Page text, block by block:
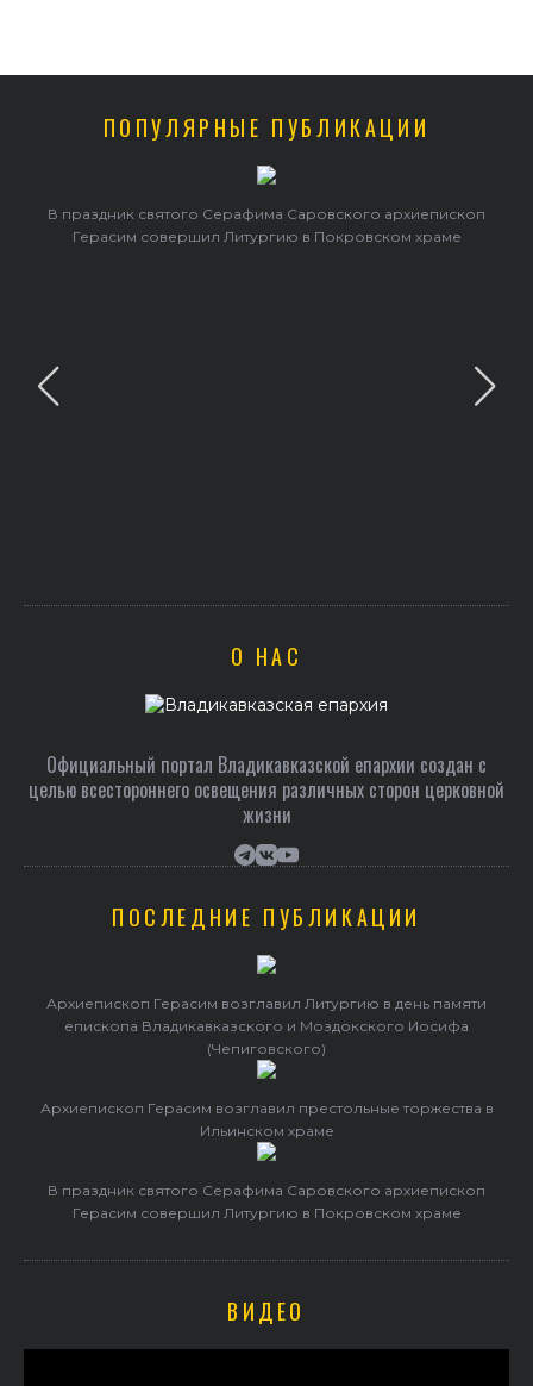
ПОПУЛЯРНЫЕ ПУБЛИКАЦИИ
В праздник святого Серафима Саровского архиепископ
Герасим совершил Литургию в Покровском храме
О НАС
Официальный портал Владикавказской епархии создан c
целью всестороннего освещения различных сторон церковной
жизни
ПОСЛЕДНИЕ ПУБЛИКАЦИИ
Архиепископ Герасим возглавил Литургию в день памяти
епископа Владикавказского и Моздокского Иосифа
(Чепиговского)
Архиепископ Герасим возглавил престольные торжества в
Ильинском храме
В праздник святого Серафима Саровского архиепископ
Герасим совершил Литургию в Покровском храме
ВИДЕО